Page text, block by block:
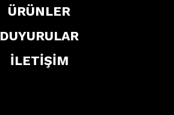
ÜRÜNLER
DUYURULAR
İLETİŞİM